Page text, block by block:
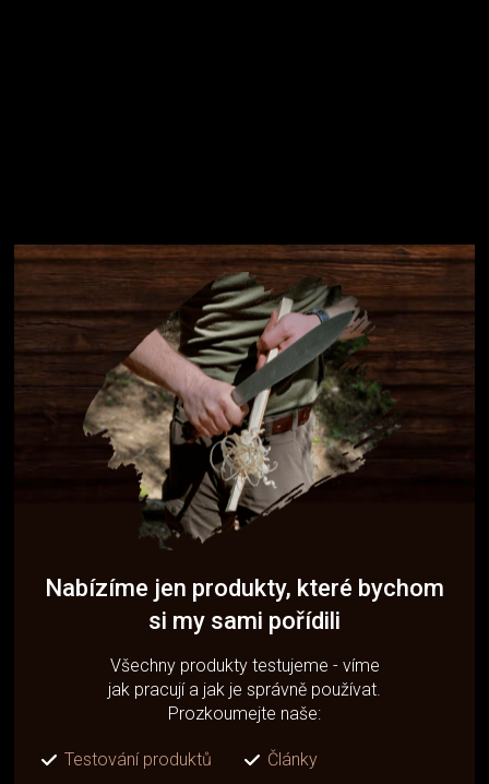
Nabízíme jen produkty, které bychom
si my sami pořídili
Všechny produkty testujeme - víme
jak pracují a jak je správně používat.
Prozkoumejte naše:
Testování produktů
Články